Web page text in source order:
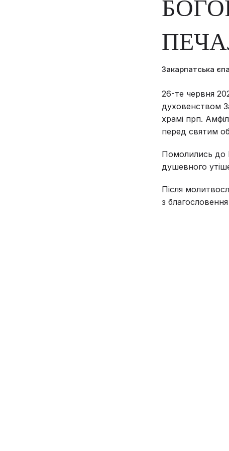
Закарпатська
26-те червня
духовенством
храмі прп.
перед святим
Помолились до
душевного
Після
з